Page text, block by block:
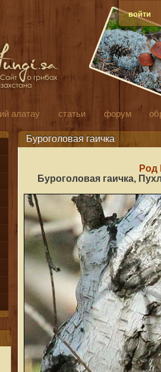
войти
алатау статьи форум
Буроголовая гаичка
Род
Буроголовая гаичка,